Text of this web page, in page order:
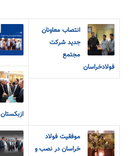
انتصاب معاونان
جدید شرکت
مجتمع
فولادخراسان
ازبکستان
موفقیت فولاد
خراسان در نصب و